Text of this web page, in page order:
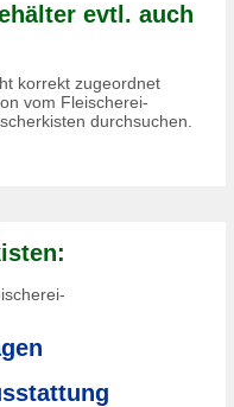
evtl. auch
korrekt zugeordnet
vom Fleischerei-
durchsuchen.